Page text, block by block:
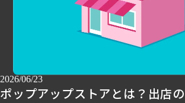
2026/06/23
ポップアップストアとは？出店